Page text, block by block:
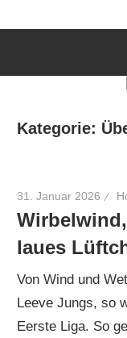
Kategorie:
31. Januar 2026
laues
Von Wind und
Leeve Jungs, so
Eerste Liga. So